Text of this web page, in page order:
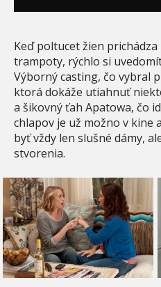
Keď poltucet žien
trampoty, rýchlo si
Výborný casting, čo vybral
ktorá dokáže utiahnuť
a šikovný ťah Apatowa, čo
chlapov je už možno v kine
byť vždy len slušné dámy,
stvorenia.